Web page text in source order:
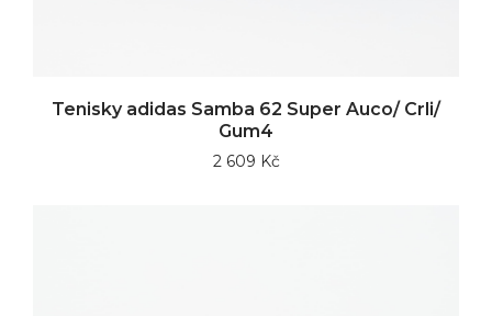
Tenisky adidas Samba 62 Super Auco/ Crli/
Gum4
2 609 Kč